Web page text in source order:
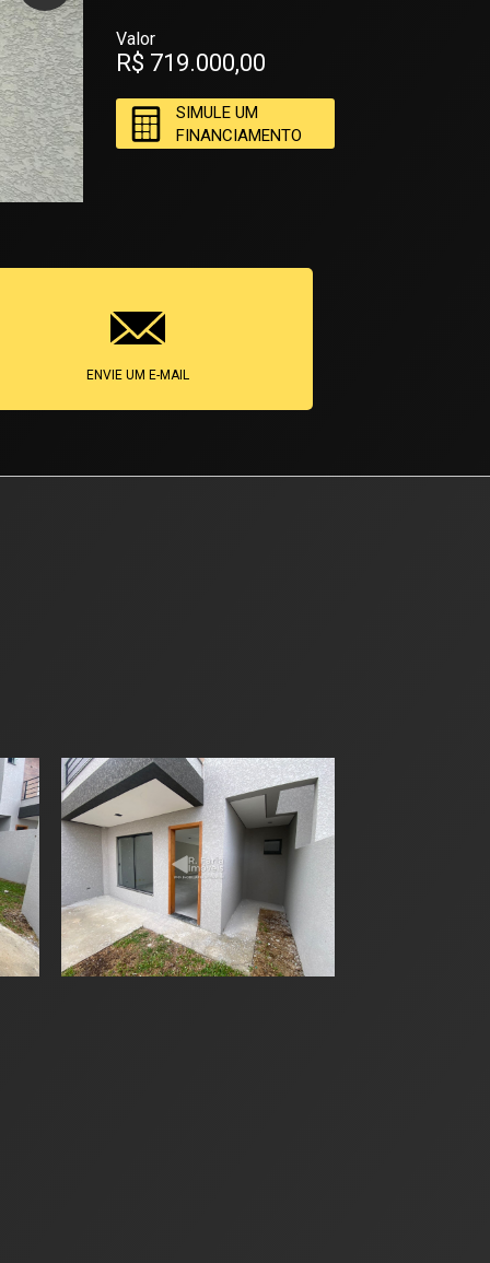
Valor
R$ 719.000,00
SIMULE UM
FINANCIAMENTO
ENVIE UM E-MAIL